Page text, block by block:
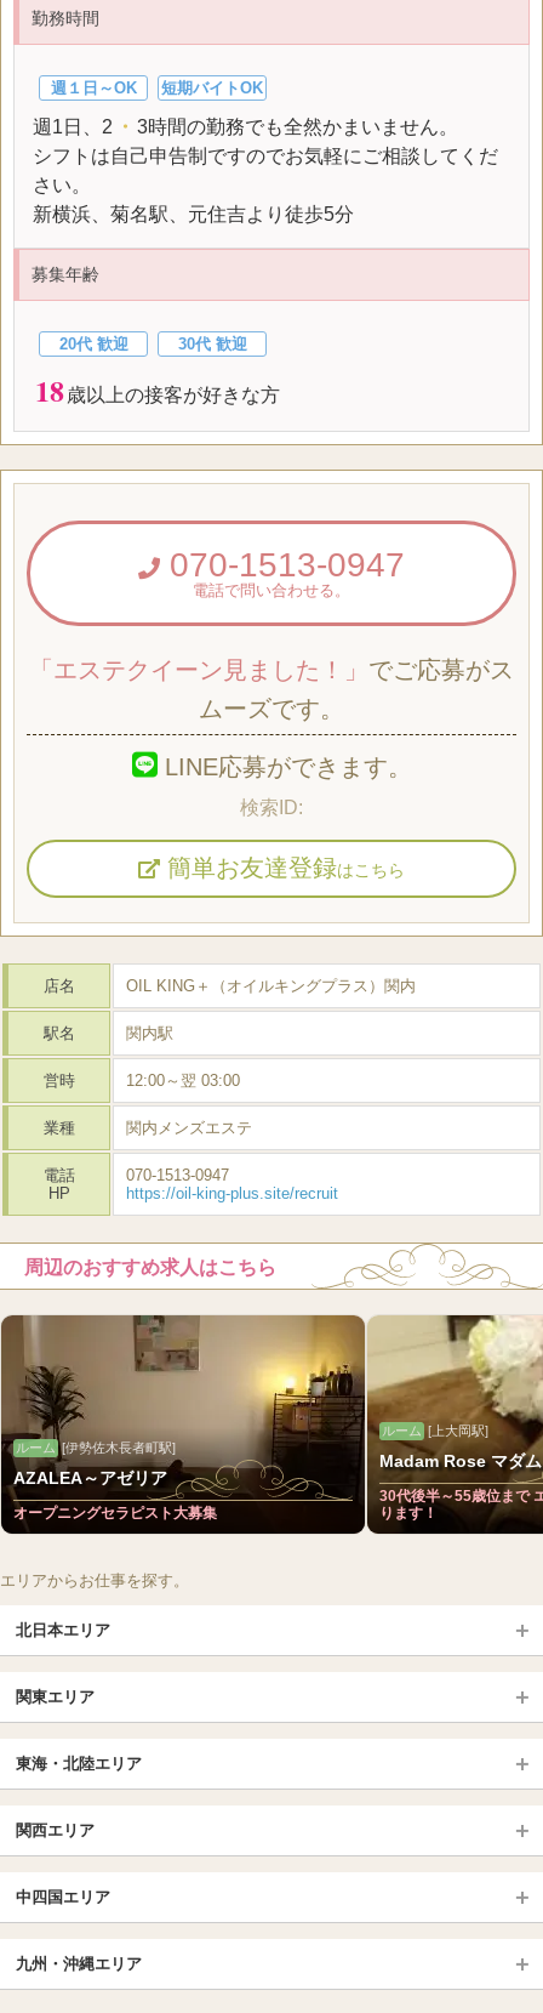
勤務時間
週１日～OK 短期バイトOK
週1日、2 ・ 3時間の勤務でも全然かまいません。
シフトは自己申告制ですのでお気軽にご相談してくだ
さい。
新横浜、菊名駅、元住吉より徒歩5分
募集年齢
20代 歓迎 30代 歓迎
18歳以上の接客が好きな方
070-1513-0947
電話で問い合わせる。
「エステクイーン見ました！」 でご応募がス
ムーズです。
LINE応募ができます。
簡単お友達登録はこちら
店名 OIL KING＋（オイルキングプラス）関内
駅名 関内駅
営時 12:00～翌 03:00
業種 関内メンズエステ
電話
HP
070-1513-0947
https://oil-king-plus.site/recruit
周辺のおすすめ求人はこちら
ルーム [伊勢佐木長者町駅]
AZALEA～アゼリア
オープニングセラピスト大募集
ルーム [上大岡駅]
Madam Rose マダ
30代後半～55歳位まで
ります！
エリアからお仕事を探す。
北日本エリア
北海道（札幌・旭川・函館）
青森
岩手 (盛岡・北上)
福島 (いわき・郡山)
山形
長野・松本・上田
群馬（伊勢崎・高崎・前橋）
関東エリア
大宮・浦和・川口
越谷・春日部
千葉TOP
松戸・柏
池袋・大塚 新宿
東海・北陸エリア
愛知（名古屋）
岐阜県
北陸
名古屋TOP
関西エリア
京都駅・伏見区
烏丸御池駅
四条烏丸・河原町・祇園四条
三条・京都市役所前
中四国エリア
広島 岡山
九州・沖縄エリア